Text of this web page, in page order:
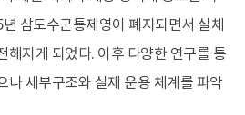
사
삼도수군통제영이 폐지되면서 실체
해지게 되었다. 이후 다양한 연구를 통
나 세부구조와 실제 운용 체계를 파악